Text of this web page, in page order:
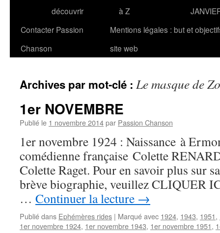
découvrir
à Z
Contacter Passion
Chanson
Mentions légales : but et
site web
Archives par mot-clé : Le masque de
1er NOVEMBRE
Publié le 1 novembre 2014par Passion Chanson
1er novembre 1924 : Naissance à
comédienne française Colette
Colette Raget. Pour en savoir plus sur
brève biographie, veuillez
… Continuer la lecture →
Publié dans Ephémères rides | Marqué avec 1924, 1943, 1951,
1er novembre 1924, 1er novembre 1943, 1er novembre 1951,